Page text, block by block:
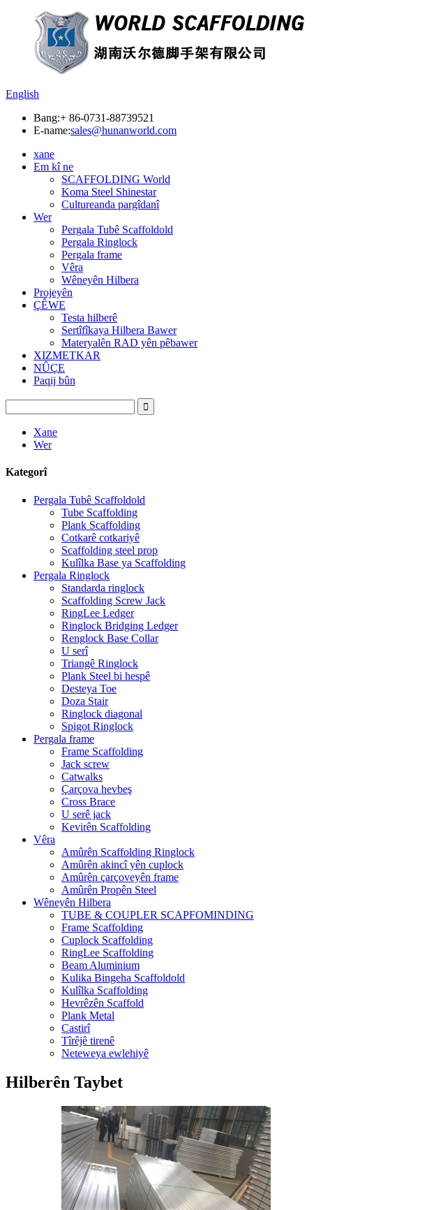
English
Bang:+ 86-0731-88739521
E-name:sales@hunanworld.com
xane
Em kî ne
SCAFFOLDING World
Koma Steel Shinestar
Cultureanda pargîdanî
Wer
Pergala Tubê Scaffoldold
Pergala Ringlock
Pergala frame
Vêra
Wêneyên Hilbera
Projeyên
ÇÊWE
Testa hilberê
Sertîfîkaya Hilbera Bawer
Materyalên RAD yên pêbawer
XIZMETKAR
NÛÇE
Paqij bûn
Xane
Wer
Kategorî
Pergala Tubê Scaffoldold
Tube Scaffolding
Plank Scaffolding
Cotkarê cotkariyê
Scaffolding steel prop
Kulîlka Base ya Scaffolding
Pergala Ringlock
Standarda ringlock
Scaffolding Screw Jack
RingLee Ledger
Ringlock Bridging Ledger
Renglock Base Collar
U serî
Triangê Ringlock
Plank Steel bi hespê
Desteya Toe
Doza Stair
Ringlock diagonal
Spigot Ringlock
Pergala frame
Frame Scaffolding
Jack screw
Catwalks
Çarçova hevbeş
Cross Brace
U serê jack
Kevirên Scaffolding
Vêra
Amûrên Scaffolding Ringlock
Amûrên akincî yên cuplock
Amûrên çarçoveyên frame
Amûrên Propên Steel
Wêneyên Hilbera
TUBE & COUPLER SCAPFOMINDING
Frame Scaffolding
Cuplock Scaffolding
RingLee Scaffolding
Beam Aluminium
Kulika Bingeha Scaffoldold
Kulîlka Scaffolding
Hevrêzên Scaffold
Plank Metal
Castirî
Tîrêjê tirenê
Neteweya ewlehiyê
Hilberên Taybet